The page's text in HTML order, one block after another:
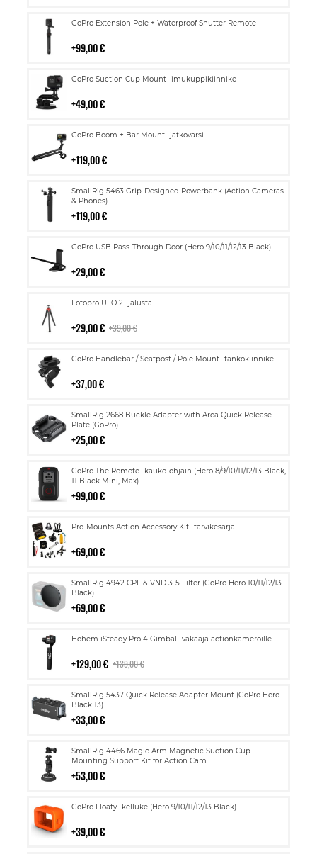
GoPro Extension Pole + Waterproof Shutter Remote
99,00 €
Lisää
GoPro Suction Cup Mount -imukuppikiinnike
49,00 €
Lisää
GoPro Boom + Bar Mount -jatkovarsi
119,00 €
Lisää
SmallRig 5463 Grip-Designed Powerbank (Action Cameras
& Phones)
119,00 €
Lisää
ostoskoriin
GoPro USB Pass-Through Door (Hero 9/10/11/12/13 Black)
29,00 €
Lisää
Fotopro UFO 2 -jalusta
29,00 € 39,00 €
Lisää
GoPro Handlebar / Seatpost / Pole Mount -tankokiinnike
37,00 €
Lisää
SmallRig 2668 Buckle Adapter with Arca Quick Release
Plate (GoPro)
25,00 €
Lisää
ostoskoriin
GoPro The Remote -kauko-ohjain (Hero 8/9/10/11/12/13 Black,
11 Black Mini, Max)
99,00 €
Lisää
ostoskoriin
Pro-Mounts Action Accessory Kit -tarvikesarja
69,00 €
Lisää
SmallRig 4942 CPL & VND 3-5 Filter (GoPro Hero 10/11/12/13
Black)
69,00 €
Lisää
ostoskoriin
Hohem iSteady Pro 4 Gimbal -vakaaja actionkameroille
129,00 € 139,00 €
Lisää
SmallRig 5437 Quick Release Adapter Mount (GoPro Hero
Black 13)
33,00 €
Lisää
ostoskoriin
SmallRig 4466 Magic Arm Magnetic Suction Cup
Mounting Support Kit for Action Cam
53,00 €
Lisää
ostoskoriin
GoPro Floaty -kelluke (Hero 9/10/11/12/13 Black)
39,00 €
Lisää